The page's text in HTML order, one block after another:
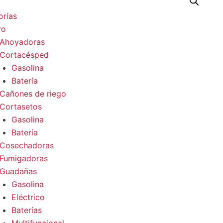
Ahoyadoras
Cortacésped
Gasolina
Batería
Cañones de riego
Cortasetos
Gasolina
Batería
Cosechadoras
Fumigadoras
Guadañas
Gasolina
Eléctrico
Baterías